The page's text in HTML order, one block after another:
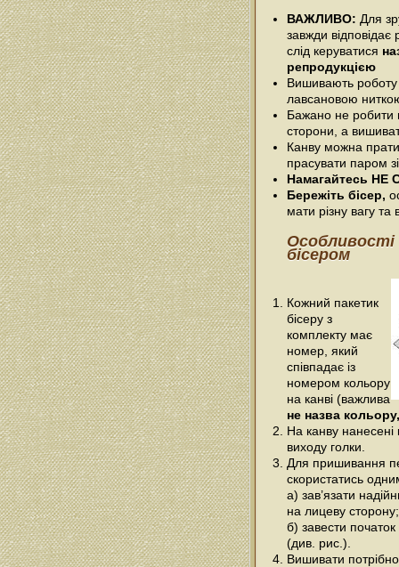
ВАЖЛИВО: Для
завжди
слід керуватися
репродукцією
Вишивають
лавсановою
Бажано не робити
сторони, а
Канву можна
прасувати паром
Намагайтесь НЕ
Бережіть бісер,
мати різну вагу та
бісером
Кожний пакетик
бісеру з
комплекту має
номер, який
співпадає із
номером кольору
на канві (важлива
не назва
На канву нанесені
виходу голки.
Для пришивання
скористатись
а) зав’язати
на лицеву сторону;
б) завести початок
(див. рис.).
Вишивати